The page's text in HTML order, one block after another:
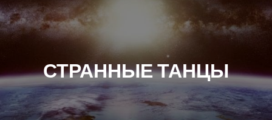
СТРАННЫЕ ТАНЦЫ